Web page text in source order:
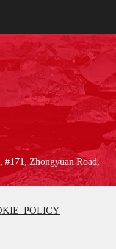
#171, Zhongyuan Road,